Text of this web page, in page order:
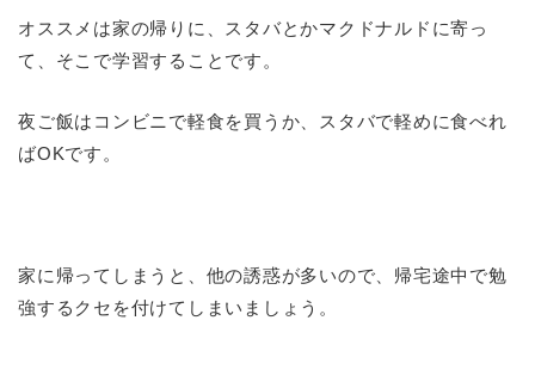
オススメは家の帰りに、スタバとかマクドナルドに寄っ
て、そこで学習することです。
夜ご飯はコンビニで軽食を買うか、スタバで軽めに食べれ
ばOKです。
家に帰ってしまうと、他の誘惑が多いので、帰宅途中で勉
強するクセを付けてしまいましょう。